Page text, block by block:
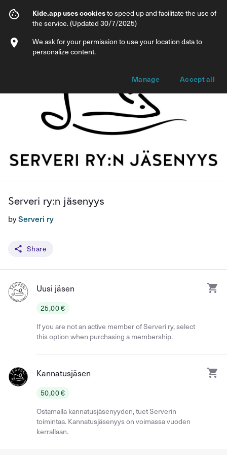
Serveri ry:n jäsenyys
Info Membership options
Serveri ry:n jäsenyys
byServeri ry
Share
Uusi jäsen
25,00 €
If you are not an active member of Serveri ry, select
this option when purchasing a membership.
Kannatusjäsen
50,00 €
Ostamalla kannatusjäsenyyden, tuet Serverin
toimintaa. Kannatusjäsenyys on voimassa vuoden
kerrallaan.
Kide.app uses cookiesto speed up and facilitate the use of
the service. (Updated 30/7/2025)
We ask for your permission to use your location data to
personalize content.
Manage Accept all